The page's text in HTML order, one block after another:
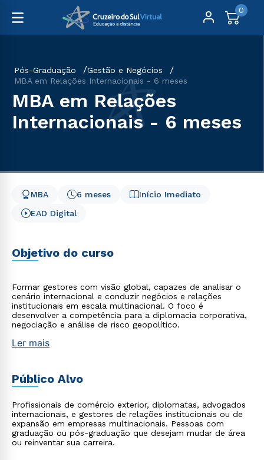
0
Pós-Graduação
Gestão e Negócios
MBA em Relações Internacionais - 6 meses
MBA em Relações
Internacionais - 6 meses
Início Imediato
6 meses
MBA
EAD Digital
Objetivo do curso
Formar gestores com visão global, capazes de analisar o
cenário internacional e conduzir negócios e relações
institucionais em escala multinacional. O foco é
desenvolver a competência para a diplomacia corporativa,
negociação e análise de risco geopolítico.
Ler mais
Público Alvo
Profissionais de comércio exterior, diplomatas, advogados
internacionais, e gestores de relações institucionais ou de
expansão em empresas multinacionais. Pessoas com
graduação ou pós-graduação que desejam mudar de área
ou reinventar sua carreira.